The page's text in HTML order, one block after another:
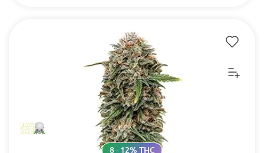
8 - 12% THC